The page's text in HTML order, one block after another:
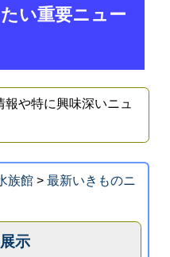
い重要ニュー
や特に興味深いニュ
族館> 最新いきものニ
示